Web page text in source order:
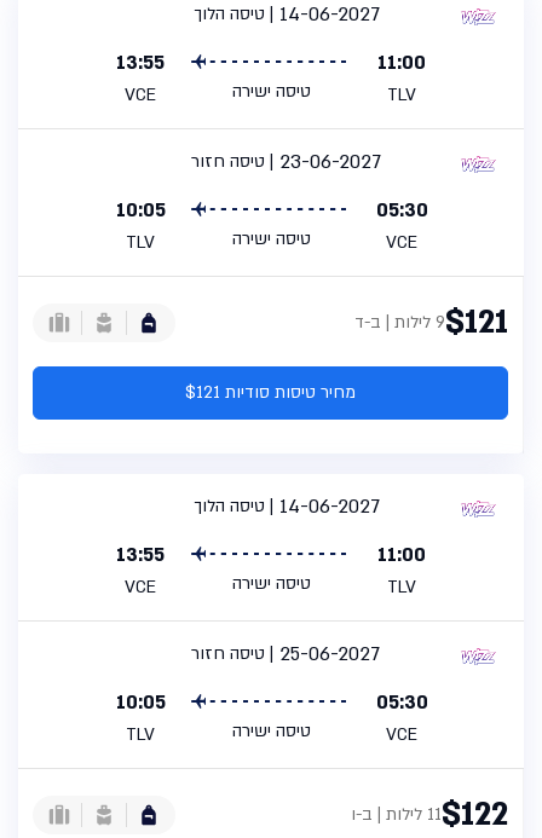
טיסה הלוך
14-06-2027
11:00
TLV טיסה ישירה
13:55
VCE
טיסה חזור
23-06-2027
05:30
VCE טיסה ישירה
10:05
TLV
$1219 לילות | ב-ד
מחיר טיסות סודיות $121
טיסה הלוך
14-06-2027
11:00
TLV טיסה ישירה
13:55
VCE
טיסה חזור
25-06-2027
05:30
VCE טיסה ישירה
10:05
TLV
$12211 לילות | ב-ו